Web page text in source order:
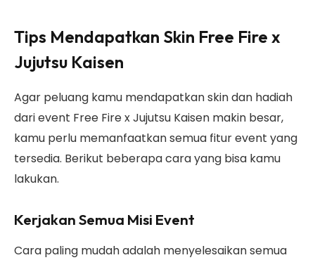
Tips Mendapatkan Skin Free Fire x
Jujutsu Kaisen
Agar peluang kamu mendapatkan skin dan hadiah
dari event Free Fire x Jujutsu Kaisen makin besar,
kamu perlu memanfaatkan semua fitur event yang
tersedia. Berikut beberapa cara yang bisa kamu
lakukan.
Kerjakan Semua Misi Event
Cara paling mudah adalah menyelesaikan semua